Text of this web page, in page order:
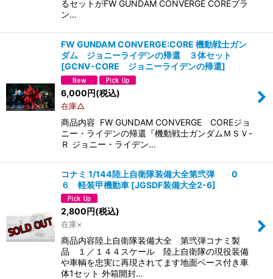
るセットがFW GUNDAM CONVERGE COREブラ
ン…
FW GUNDAM CONVERGE:CORE 機動戦士ガン
ダム ジョニーライデンの帰還 ３体セット
[GCNV-CORE ジョニーライデンの帰還]
6,000円(税込)
在庫△
商品内容 FW GUNDAM CONVERGE COREジョ
ニー・ライデンの帰還『機動戦士ガンダムＭＳＶ-
Ｒ ジョニー・ライデン…
コナミ 1/144陸上自衛隊装備大全第弐弾 0
６ 軽装甲機動車 [JGSDF装備大全2-6]
2,800円(税込)
在庫×
商品内容陸上自衛隊装備大全 第弐弾コナミ製
品 １／１４４スケール 陸上自衛隊の現役装備
や車輌を忠実に再現されてます地面ベース付き車
体1セット 外箱開封…